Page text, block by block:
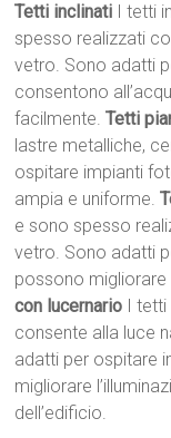
Tetti inclinati I tetti
spesso realizzati
vetro. Sono adatti
consentono
facilmente.Tetti
lastre metalliche,
ospitare impianti
ampia e uniforme.
e sono spesso
vetro. Sono adatti
possono migliorare
con lucernario I
consente alla luce
adatti per ospitare
migliorare
dell’edificio.